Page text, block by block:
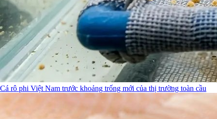
Cá rô phi Việt Nam trước khoảng trống mới của thị trường toàn cầu